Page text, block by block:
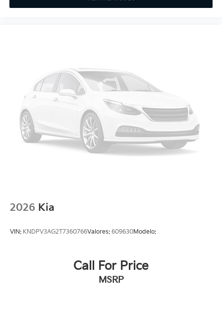
2026 Kia
VIN: KNDPV3AG2T7360766Valores: 609630Modelo:
Call For Price
MSRP